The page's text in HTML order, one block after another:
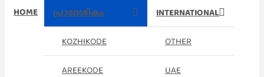
HOME പ്രാദേശികം
KOZHIKODE
AREEKODE
INTERNATIONAL
OTHER
UAE